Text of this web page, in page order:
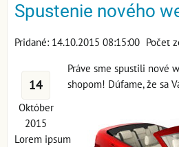
Spustenie nového
Pridané: 14.10.2015 08:15:00 Počet
14
Október
2015
Práve sme spustili nové
shopom! Dúfame, že sa
Lorem ipsum